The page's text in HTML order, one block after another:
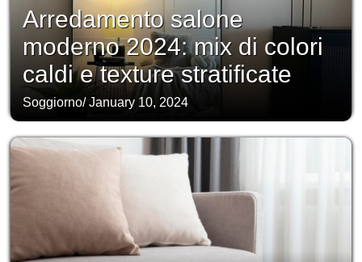
Arredamento salone
moderno 2024: mix di colori
caldi e texture stratificate
Soggiorno/January 10, 2024